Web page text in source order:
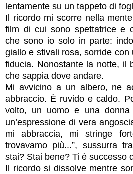
lentamente su un tappeto di
Il ricordo mi scorre nella
film di cui sono spettatrice e
che sono io solo in parte:
giallo e stivali rosa, sorride
fiducia. Nonostante la notte, il
che sappia dove andare.
Mi avvicino a un albero, ne
abbraccio. È ruvido e caldo.
volto, un uomo e una donna
un’espressione di vera
mi abbraccia, mi stringe
trovavamo più...”, sussurra
stai? Stai bene? Ti è successo
Il ricordo si dissolve mentre